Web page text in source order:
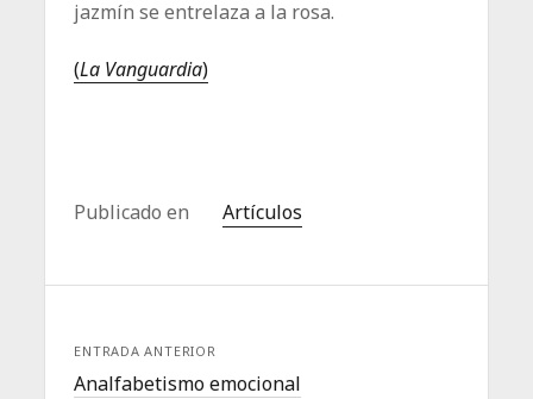
jazmín se entrelaza a la rosa.
(La Vanguardia)
Publicado en Artículos
ENTRADA ANTERIOR
Analfabetismo emocional